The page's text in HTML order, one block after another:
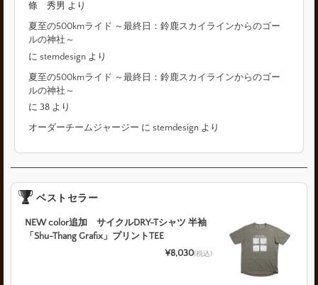
條 秀男 より
夏至の500kmライド ～最終日：鈴鹿スカイラインからのゴー
ルの神社～
にstemdesign より
夏至の500kmライド ～最終日：鈴鹿スカイラインからのゴー
ルの神社～
に38 より
オーダーチームジャージー にstemdesign より
ベストセラー
NEW color追加 サイクルDRY-Tシャツ 半袖
「Shu-Thang Grafix」プリントTEE
¥8,030(税込)